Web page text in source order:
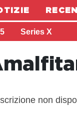
Series X
non